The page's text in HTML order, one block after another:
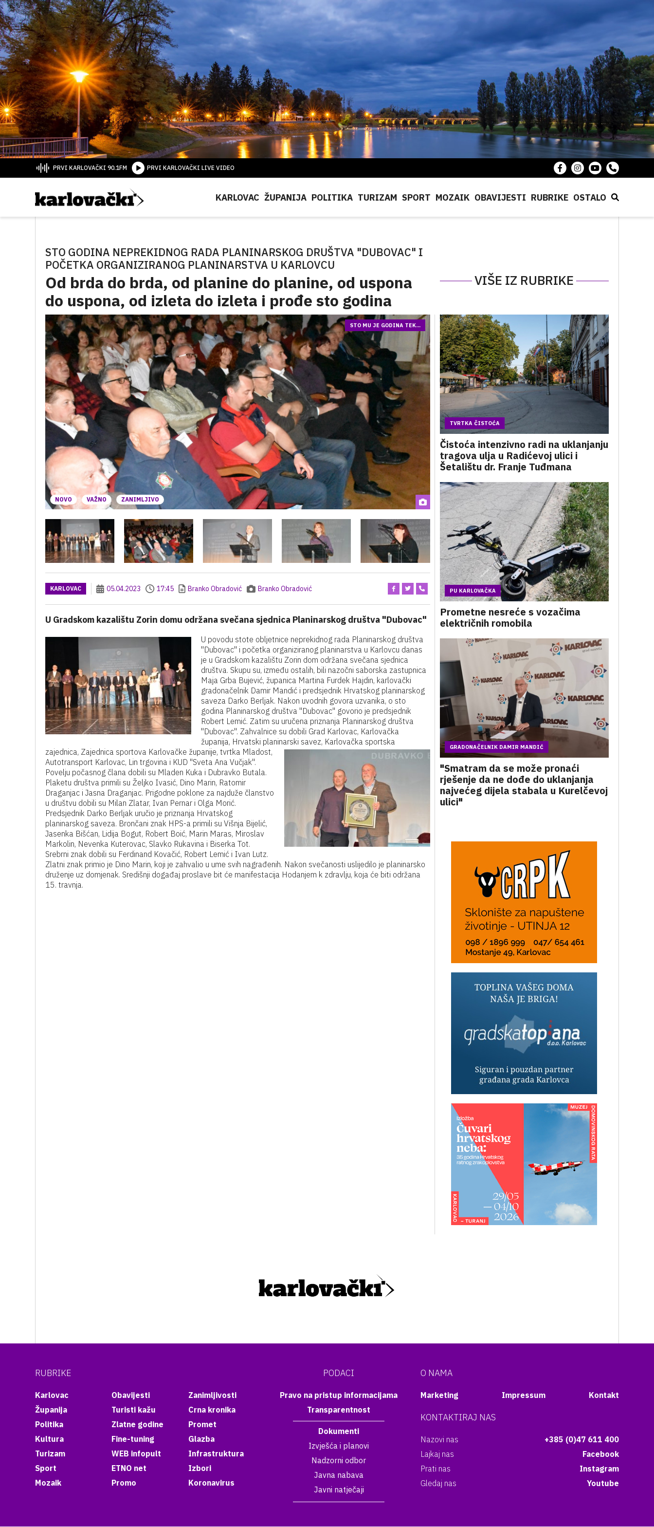
PRVI KARLOVAČKI 90.1FM PRVI KARLOVAČKI LIVE VIDEO
KARLOVAC ŽUPANIJA POLITIKA TURIZAM SPORT MOZAIK OBAVIJESTI RUBRIKE OSTALO
STO GODINA NEPREKIDNOG RADA PLANINARSKOG DRUŠTVA "DUBOVAC" I
POČETKA ORGANIZIRANOG PLANINARSTVA U KARLOVCU
Od brda do brda, od planine do planine, od uspona
do uspona, od izleta do izleta i prođe sto godina
VIŠE IZ RUBRIKE
NOVO VAŽNO ZANIMLJIVO
STO MU JE GODINA TEK...
KARLOVAC 05.04.2023 17:45 Branko Obradović Branko Obradović
U Gradskom kazalištu Zorin domu održana svečana sjednica Planinarskog društva "Dubovac"
U povodu stote obljetnice neprekidnog rada Planinarskog društva
"Dubovac" i početka organiziranog planinarstva u Karlovcu danas
je u Gradskom kazalištu Zorin dom održana svečana sjednica
društva. Skupu su, između ostalih, bili nazočni saborska zastupnica
Maja Grba Bujević, županica Martina Furdek Hajdin, karlovački
gradonačelnik Damir Mandić i predsjednik Hrvatskog planinarskog
saveza Darko Berljak. Nakon uvodnih govora uzvanika, o sto
godina Planinarskog društva "Dubovac" govorio je predsjednik
Robert Lemić. Zatim su uručena priznanja Planinarskog društva
"Dubovac". Zahvalnice su dobili Grad Karlovac, Karlovačka
županija, Hrvatski planinarski savez, Karlovačka sportska
zajednica, Zajednica sportova Karlovačke županije, tvrtka Mladost,
Autotransport Karlovac, Lin trgovina i KUD "Sveta Ana Vučjak".
Povelju počasnog člana dobili su Mladen Kuka i Dubravko Butala.
Plaketu društva primili su Željko Ivasić, Dino Marin, Ratomir
Draganjac i Jasna Draganjac. Prigodne poklone za najduže članstvo
u društvu dobili su Milan Zlatar, Ivan Pernar i Olga Morić.
Predsjednik Darko Berljak uručio je priznanja Hrvatskog
planinarskog saveza. Brončani znak HPS-a primili su Višnja Bijelić,
Jasenka Bišćan, Lidija Bogut, Robert Boić, Marin Maras, Miroslav
Markolin, Nevenka Kuterovac, Slavko Rukavina i Biserka Tot.
Srebrni znak dobili su Ferdinand Kovačić, Robert Lemić i Ivan Lutz.
Zlatni znak primio je Dino Marin, koji je zahvalio u ume svih nagrađenih. Nakon svečanosti uslijedilo je planinarsko
druženje uz domjenak. Središnji događaj proslave bit će manifestacija Hodanjem k zdravlju, koja će biti održana
15. travnja.
TVRTKA ČISTOĆA
Čistoća intenzivno radi na uklanjanju
tragova ulja u Radićevoj ulici i
Šetalištu dr. Franje Tuđmana
PU KARLOVAČKA
Prometne nesreće s vozačima
električnih romobila
GRADONAČELNIK DAMIR MANDIĆ
"Smatram da se može pronaći
rješenje da ne dođe do uklanjanja
najvećeg dijela stabala u Kurelčevoj
ulici"
RUBRIKE
Karlovac
Županija
Politika
Kultura
Turizam
Sport
Mozaik
Obavijesti
Turisti kažu
Zlatne godine
Fine-tuning
WEB infopult
ETNO net
Promo
Zanimljivosti
Crna kronika
Promet
Glazba
Infrastruktura
Izbori
Koronavirus
PODACI
Pravo na pristup informacijama
Transparentnost
Dokumenti
Izvješća i planovi
Nadzorni odbor
Javna nabava
Javni natječaji
O NAMA
Marketing Impressum Kontakt
KONTAKTIRAJ NAS
Nazovi nas
+385 (0)47 611 400
Lajkaj nas
Facebook
Prati nas
Instagram
Gledaj nas
Youtube